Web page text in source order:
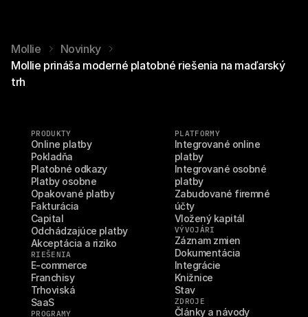
Mollie
Novinky
Mollie prináša moderné platobné riešenia na maďarský
trh
PRODUKTY
Online platby
Pokladňa
Platobné odkazy
Platby osobne
Opakované platby
Fakturácia
Capital
Odchádzajúce platby
Akceptácia a riziko
RIEŠENIA
E-commerce
Franchisy
Trhoviská
SaaS
PROGRAMY
PLATFORMY
Integrované online
platby
Integrované osobné
platby
Zabudované firemné
účty
Vložený kapitál
VÝVOJÁRI
Záznam zmien
Dokumentácia
Integrácie
Knižnice
Stav
ZDROJE
Články a návody